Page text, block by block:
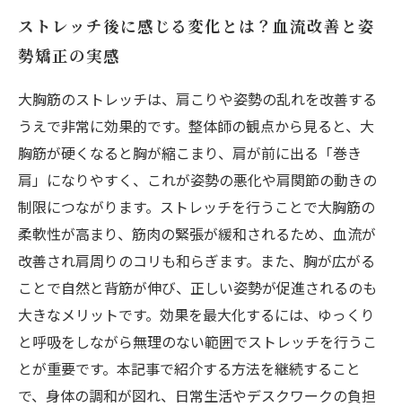
ストレッチ後に感じる変化とは？血流改善と姿
勢矯正の実感
大胸筋のストレッチは、肩こりや姿勢の乱れを改善する
うえで非常に効果的です。整体師の観点から見ると、大
胸筋が硬くなると胸が縮こまり、肩が前に出る「巻き
肩」になりやすく、これが姿勢の悪化や肩関節の動きの
制限につながります。ストレッチを行うことで大胸筋の
柔軟性が高まり、筋肉の緊張が緩和されるため、血流が
改善され肩周りのコリも和らぎます。また、胸が広がる
ことで自然と背筋が伸び、正しい姿勢が促進されるのも
大きなメリットです。効果を最大化するには、ゆっくり
と呼吸をしながら無理のない範囲でストレッチを行うこ
とが重要です。本記事で紹介する方法を継続すること
で、身体の調和が図れ、日常生活やデスクワークの負担